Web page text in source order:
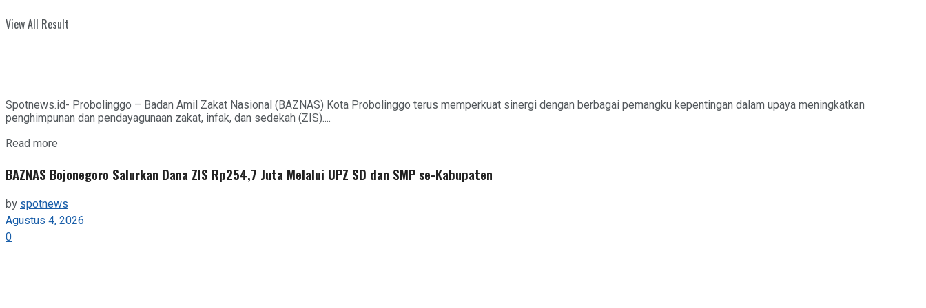
View All Result
Spotnews.id- Probolinggo – Badan Amil Zakat Nasional (BAZNAS) Kota Probolinggo terus memperkuat sinergi dengan berbagai pemangku kepentingan dalam upaya meningkatkan
penghimpunan dan pendayagunaan zakat, infak, dan sedekah (ZIS)....
Read more
BAZNAS Bojonegoro Salurkan Dana ZIS Rp254,7 Juta Melalui UPZ SD dan SMP se-Kabupaten
byspotnews
Agustus 4, 2026
0